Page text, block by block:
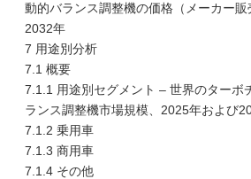
動的バランス調整機の価格（メーカー販
2032年
7 用途別分析
7.1 概要
7.1.1 用途別セグメント – 世界のターボ
ランス調整機市場規模、2025年および
7.1.2 乗用車
7.1.3 商用車
7.1.4 その他